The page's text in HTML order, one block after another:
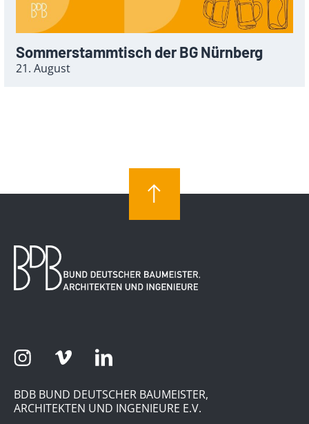
Sommerstammtisch der BG Nürnberg
21. August
BDB BUND DEUTSCHER BAUMEISTER,
ARCHITEKTEN UND INGENIEURE E.V.